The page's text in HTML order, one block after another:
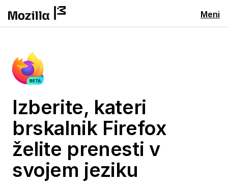
Meni
Izberite, kateri
brskalnik Firefox
želite prenesti v
svojem jeziku